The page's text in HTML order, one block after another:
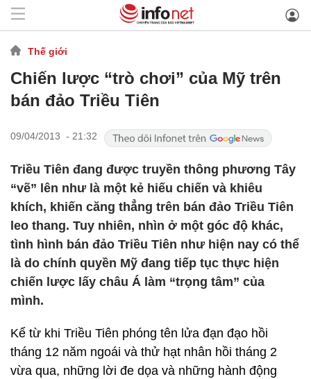
Thế giới
Chiến lược “trò chơi” của Mỹ trên
bán đảo Triều Tiên
09/04/2013 - 21:32
Triều Tiên đang được truyền thông phương Tây
“vẽ” lên như là một kẻ hiếu chiến và khiêu
khích, khiến căng thẳng trên bán đảo Triều Tiên
leo thang. Tuy nhiên, nhìn ở một góc độ khác,
tình hình bán đảo Triều Tiên như hiện nay có thể
là do chính quyền Mỹ đang tiếp tục thực hiện
chiến lược lấy châu Á làm “trọng tâm” của
mình.
Kể từ khi Triều Tiên phóng tên lửa đạn đạo hồi
tháng 12 năm ngoái và thử hạt nhân hồi tháng 2
vừa qua, những lời đe dọa và những hành động